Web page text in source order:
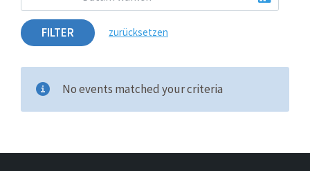
FILTER zurücksetzen
No events matched your criteria